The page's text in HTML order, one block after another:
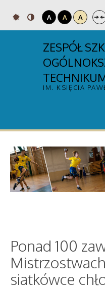
A A A
ZESPÓŁ
IM. KSIĘCIA
Ponad 100
siatkówce